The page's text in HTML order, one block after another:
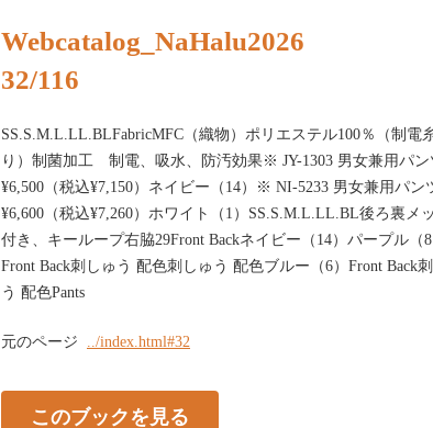
Webcatalog_NaHalu2026
32/116
SS.S.M.L.LL.BLFabricMFC（織物）ポリエステル100％（制電
り）制菌加工 制電、吸水、防汚効果※ JY-1303 男女兼用パン
¥6,500（税込¥7,150）ネイビー（14）※ NI-5233 男女兼用パン
¥6,600（税込¥7,260）ホワイト（1）SS.S.M.L.LL.BL後ろ裏メ
付き、キーループ右脇29Front Backネイビー（14）パープル（8
Front Back刺しゅう 配色刺しゅう 配色ブルー（6）Front Back
う 配色Pants
元のページ ../index.html#32
このブックを見る